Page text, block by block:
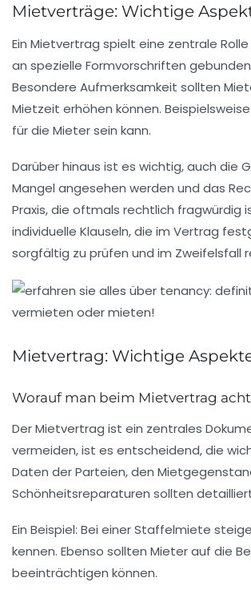
Mietverträge: Wichtige
Ein Mietvertrag spielt eine zentrale
an spezielle Formvorschriften
Besondere Aufmerksamkeit sollten
Mietzeit erhöhen können.
für die Mieter sein kann.
Darüber hinaus ist es wichtig, auch die
Mangel angesehen werden und das
Praxis, die oftmals rechtlich fragwürdig
individuelle Klauseln, die im Vertrag
sorgfältig zu prüfen und im Zweifelsfall
Mietvertrag: Wichtige
Worauf man beim Mietvertrag
DerMietvertrag ist ein zentrales
vermeiden, ist es entscheidend, die
Daten der Parteien, den
Schönheitsreparaturen sollten
Ein Beispiel: Bei einerStaffelmiete
kennen. Ebenso sollten Mieter auf die
beeinträchtigen können.